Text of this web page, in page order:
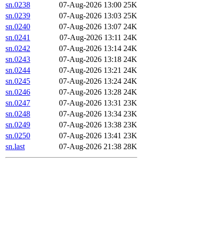
sn.0238
07-Aug-2026 13:00 25K
sn.0239
07-Aug-2026 13:03 25K
sn.0240
07-Aug-2026 13:07 24K
sn.0241
07-Aug-2026 13:11 24K
sn.0242
07-Aug-2026 13:14 24K
sn.0243
07-Aug-2026 13:18 24K
sn.0244
07-Aug-2026 13:21 24K
sn.0245
07-Aug-2026 13:24 24K
sn.0246
07-Aug-2026 13:28 24K
sn.0247
07-Aug-2026 13:31 23K
sn.0248
07-Aug-2026 13:34 23K
sn.0249
07-Aug-2026 13:38 23K
sn.0250
07-Aug-2026 13:41 23K
sn.last
07-Aug-2026 21:38 28K